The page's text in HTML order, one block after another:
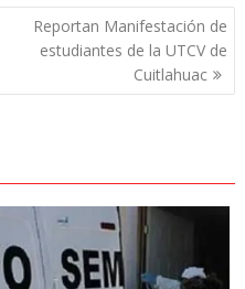
Reportan Manifestación de
estudiantes de la UTCV de
Cuitlahuac